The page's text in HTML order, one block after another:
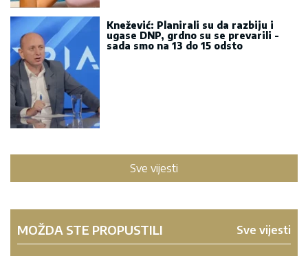
Knežević: Planirali su da razbiju i
ugase DNP, grdno su se prevarili -
sada smo na 13 do 15 odsto
Sve vijesti
MOŽDA STE PROPUSTILI Sve vijesti